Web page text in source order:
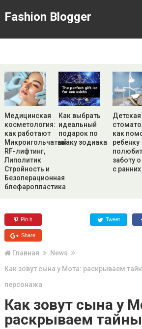
Fashion Blogger
Медицинская
косметология:
как работают
Микроигольчатый
RF-лифтинг,
Липолитик
Стройность и
Безоперационная
блефаропластика
Как выбрать
идеальный
подарок по
знаку зодиака
Детская
как
ребенку
заботу
с
Pin it Tweet
Share
Главная
News
Как зовут сына у Мота: раскрываем
персонажа
Как зовут сына у
раскрываем тайны